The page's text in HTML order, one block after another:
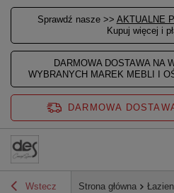
Sprawdź nasze >> AKTUALNE
Kupuj więcej i
DARMOWA DOSTAWA NA
WYBRANYCH MAREK MEBLI I
DARMOWA
Wstecz Strona główna